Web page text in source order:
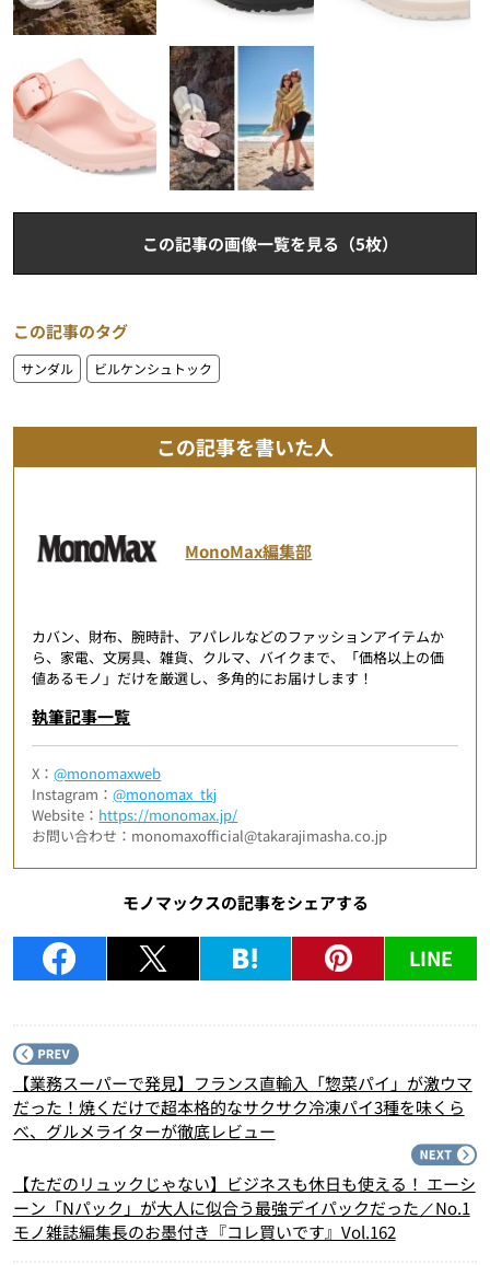
この記事の画像一覧を見る（5枚）
この記事のタグ
サンダル ビルケンシュトック
この記事を書いた人
MonoMax編集部
カバン、財布、腕時計、アパレルなどのファッションアイテムか
ら、家電、文房具、雑貨、クルマ、バイクまで、「価格以上の価
値あるモノ」だけを厳選し、多角的にお届けします！
執筆記事一覧
X：@monomaxweb
Instagram：@monomax_tkj
Website： https://monomax.jp/
お問い合わせ：monomaxofficial@takarajimasha.co.jp
モノマックスの記事をシェアする
LINE
【業務スーパーで発見】フランス直輸入「惣菜パイ」が激ウマ
だった！焼くだけで超本格的なサクサク冷凍パイ3種を味くら
べ、グルメライターが徹底レビュー
【ただのリュックじゃない】ビジネスも休日も使える！ エーシ
ーン「Nパック」が大人に似合う最強デイパックだった／No.1
モノ雑誌編集長のお墨付き『コレ買いです』Vol.162